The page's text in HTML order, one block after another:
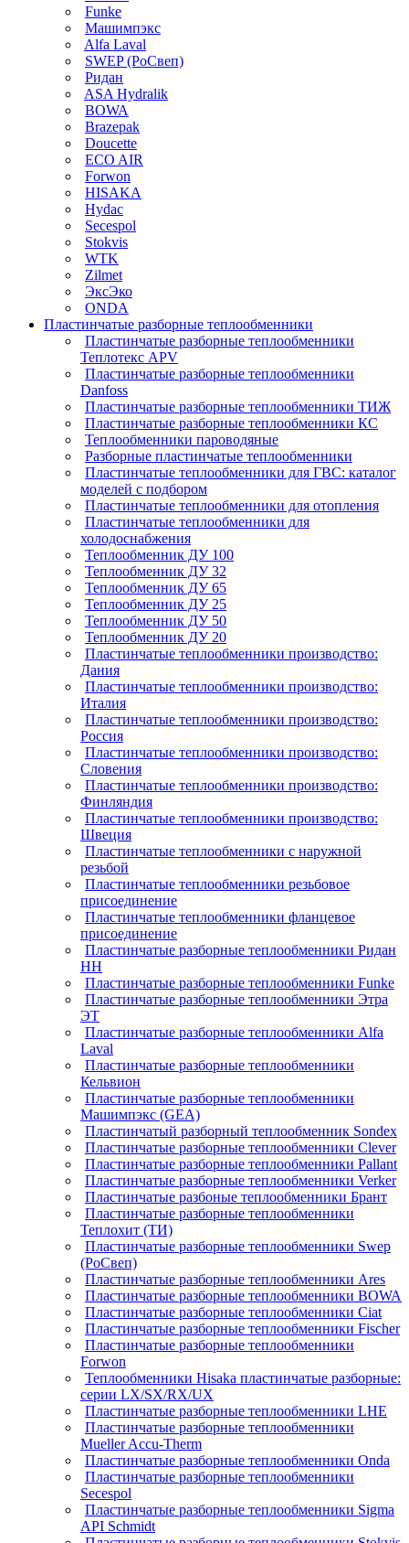
Funke
Машимпэкс
Alfa Laval
SWEP (РоСвеп)
Ридан
ASA Hydralik
BOWA
Brazepak
Doucette
ECO AIR
Forwon
HISAKA
Hydac
Secespol
Stokvis
WTK
Zilmet
ЭксЭко
ONDA
Пластинчатые разборные теплообменники
Пластинчатые разборные теплообменники
Теплотекс APV
Пластинчатые разборные теплообменники
Danfoss
Пластинчатые разборные теплообменники ТИЖ
Пластинчатые разборные теплообменники КC
Теплообменники пароводяные
Разборные пластинчатые теплообменники
Пластинчатые теплообменники для ГВС: каталог
моделей с подбором
Пластинчатые теплообменники для отопления
Пластинчатые теплообменники для
холодоснабжения
Теплообменник ДУ 100
Теплообменник ДУ 32
Теплообменник ДУ 65
Теплообменник ДУ 25
Теплообменник ДУ 50
Теплообменник ДУ 20
Пластинчатые теплообменники производство:
Дания
Пластинчатые теплообменники производство:
Италия
Пластинчатые теплообменники производство:
Россия
Пластинчатые теплообменники производство:
Словения
Пластинчатые теплообменники производство:
Финляндия
Пластинчатые теплообменники производство:
Швеция
Пластинчатые теплообменники с наружной
резьбой
Пластинчатые теплообменники резьбовое
присоединение
Пластинчатые теплообменники фланцевое
присоединение
Пластинчатые разборные теплообменники Ридан
НН
Пластинчатые разборные теплообменники Funke
Пластинчатые разборные теплообменники Этра
ЭТ
Пластинчатые разборные теплообменники Alfa
Laval
Пластинчатые разборные теплообменники
Кельвион
Пластинчатые разборные теплообменники
Машимпэкс (GEA)
Пластинчатый разборный теплообменник Sondex
Пластинчатые разборные теплообменники Clever
Пластинчатые разборные теплообменники Pallant
Пластинчатые разборные теплообменники Verker
Пластинчатые разбоные теплообменники Брант
Пластинчатые разборные теплообменники
Теплохит (ТИ)
Пластинчатые разборные теплообменники Swep
(РоСвеп)
Пластинчатые разборные теплообменники Ares
Пластинчатые разборные теплообменники BOWA
Пластинчатые разборные теплообменники Ciat
Пластинчатые разборные теплообменники Fischer
Пластинчатые разборные теплообменники
Forwon
Теплообменники Hisaka пластинчатые разборные:
серии LX/SX/RX/UX
Пластинчатые разборные теплообменники LHE
Пластинчатые разборные теплообменники
Mueller Accu-Therm
Пластинчатые разборные теплообменники Onda
Пластинчатые разборные теплообменники
Secespol
Пластинчатые разборные теплообменники Sigma
API Schmidt